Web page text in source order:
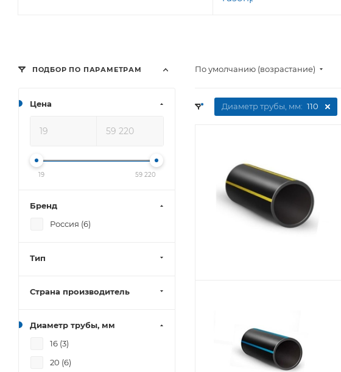
По умолчанию (возрастание)
Диаметр трубы, мм: 110
ПОДБОР ПО ПАРАМЕТРАМ
Цена
19 59 220
Бренд
Россия (6)
Тип
Страна производитель
Диаметр трубы, мм
16 (3)
20 (6)